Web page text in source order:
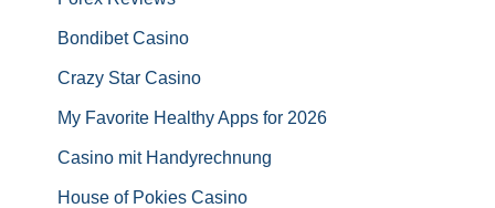
Bondibet Casino
Crazy Star Casino
My Favorite Healthy Apps for 2026
Casino mit Handyrechnung
House of Pokies Casino